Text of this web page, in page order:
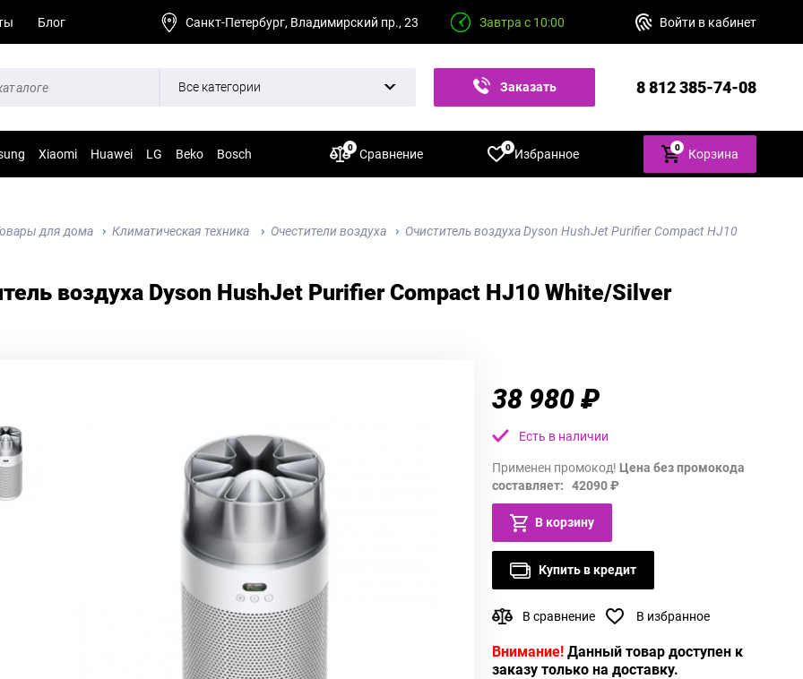
Блог Санкт-Петербург, Владимирский пр., 23 Завтра с 10:00 Войти в кабинет
Все категории Заказать 8 812 385-74-08
Xiaomi Huawei LG Beko Bosch Сравнение
0 Избранное
0 0 Корзина
для дома Климатическая техника Очестители воздуха Очиститель воздуха Dyson HushJet Purifier Compact HJ10
воздуха Dyson HushJet Purifier Compact HJ10 White/Silver
38 980 ₽
Есть в наличии
Применен промокод! Цена без промокода
составляет: 42090 ₽
В корзину
Купить в кредит
В сравнение В избранное
Внимание! Данный товар доступен к
заказу только на доставку.